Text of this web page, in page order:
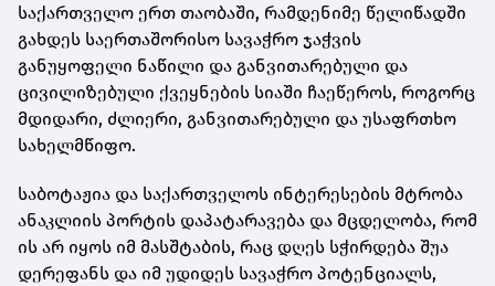
საქართველო ერთ თაობაში, რამდენიმე წელიწადში
გახდეს საერთაშორისო სავაჭრო ჯაჭვის
განუყოფელი ნაწილი და განვითარებული და
ცივილიზებული ქვეყნების სიაში ჩაეწეროს, როგორც
მდიდარი, ძლიერი, განვითარებული და უსაფრთხო
სახელმწიფო.
საბოტაჟია და საქართველოს ინტერესების მტრობა
ანაკლიის პორტის დაპატარავება და მცდელობა, რომ
ის არ იყოს იმ მასშტაბის, რაც დღეს სჭირდება შუა
დერეფანს და იმ უდიდეს სავაჭრო პოტენციალს,